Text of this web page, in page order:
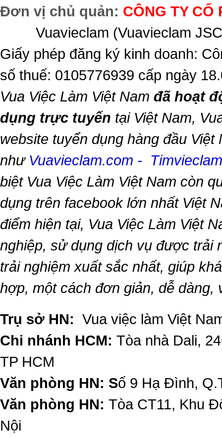
Đơn vị chủ quản: CÔNG TY CỔ
Vuavieclam (Vuavieclam
Giấy phép đăng ký kinh doanh:
số thuế: 0105776939 cấp ngày
Vua Việc Làm Việt Nam đã hoạt
dụng trực tuyến tại Việt Nam,
website tuyển dụng hàng đầu Việt
như Vuavieclam.com -
biệt Vua Việc Làm Việt Nam còn
dụng trên facebook lớn nhất Việt
điểm hiện tại, Vua Việc Làm Việt
nghiệp, sử dụng dịch vụ được trải
trải nghiệm xuất sắc nhất, giúp
hợp, một cách đơn giản, dễ dàng,
Trụ sở HN: Vua việc làm Việt
Chi nhánh HCM: Tòa nhà Dali,
TP HCM
Văn phòng HN: Số 9 Hạ Đình,
Văn phòng HN: Tòa CT11, Khu
Nội